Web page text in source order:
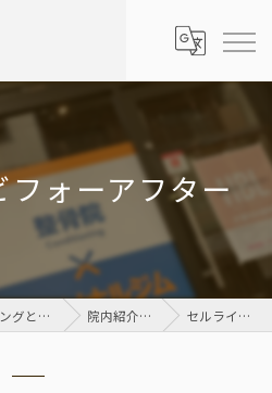
ォーアフター
西宮で パーソナルトレーニングとエステでダイエットをするなら Body リカバリー 栗山整骨院 院内紹介・ビフォーアフター セルライトゼロ(施術前→後)